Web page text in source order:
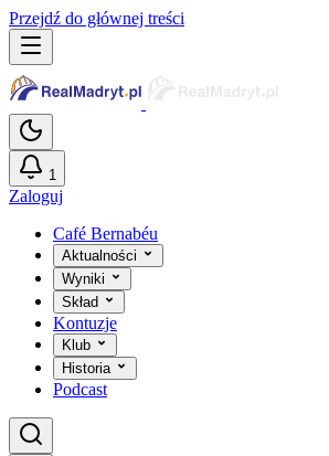
Przejdź do głównej treści
1
Zaloguj
Café Bernabéu
Aktualności
Wyniki
Skład
Kontuzje
Klub
Historia
Podcast